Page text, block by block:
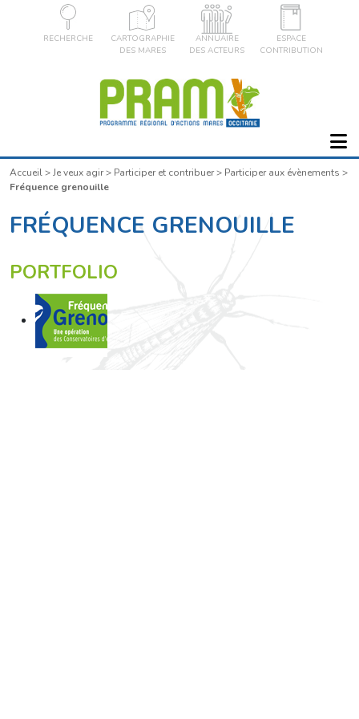
RECHERCHE
CARTOGRAPHIE
DES MARES
ANNUAIRE
DES ACTEURS
ESPACE
CONTRIBUTION
Accueil>Je veux agir> Participer et contribuer> Participer aux évènements >
Fréquence grenouille
FRÉQUENCE GRENOUILLE
PORTFOLIO